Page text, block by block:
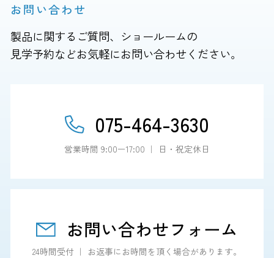
お問い合わせ
製品に関するご質問、ショールームの
見学予約などお気軽にお問い合わせください。
075-464-3630
営業時間 9:00ー17:00 ｜ 日・祝定休日
お問い合わせフォーム
24時間受付 ｜ お返事にお時間を頂く場合があります。